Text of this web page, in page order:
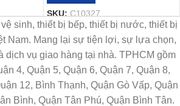
SKU:C10327
sinh, thiết bị bếp, thiết bị nước, thiết bị
Nam. Mang lại sự tiện lợi, sự lựa chọn,
dịch vụ giao hàng tại nhà. TPHCM gồm
4, Quận 5, Quận 6, Quận 7, Quận 8,
12, Bình Thạnh, Quận Gò Vấp, Quận
Bình, Quận Tân Phú, Quận Bình Tân.